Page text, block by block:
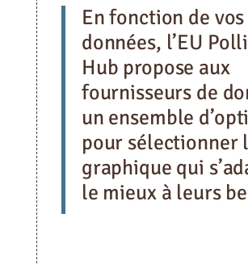
En fonction de vos
données, l’EU
Hub propose aux
fournisseurs de
un ensemble
pour sélectionner
graphique qui
le mieux à leurs